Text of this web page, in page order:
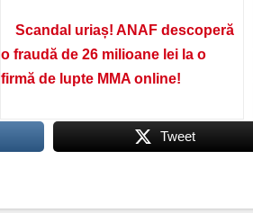
Scandal uriaș! ANAF descoperă
o fraudă de 26 milioane lei la o
firmă de lupte MMA online!
Tweet